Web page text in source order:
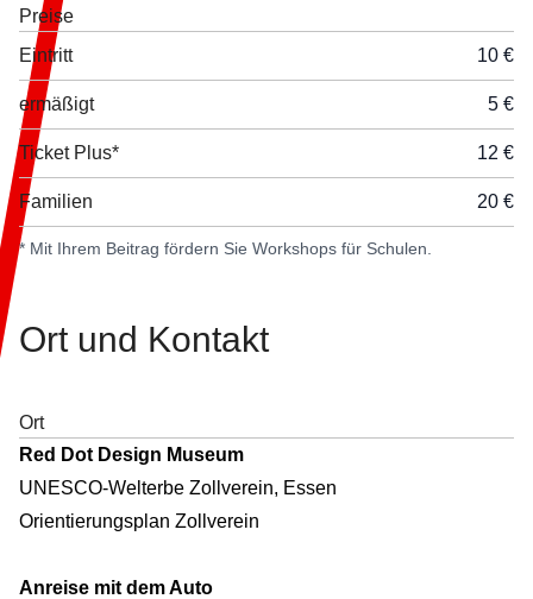
Preise
Eintritt
10 €
ermäßigt 5 €
Ticket Plus* 12 €
Familien 20 €
* Mit Ihrem Beitrag fördern Sie Workshops für Schulen.
Ort und Kontakt
Ort
Red Dot Design Museum
UNESCO-Welterbe Zollverein, Essen
Orientierungsplan Zollverein
Anreise mit dem Auto